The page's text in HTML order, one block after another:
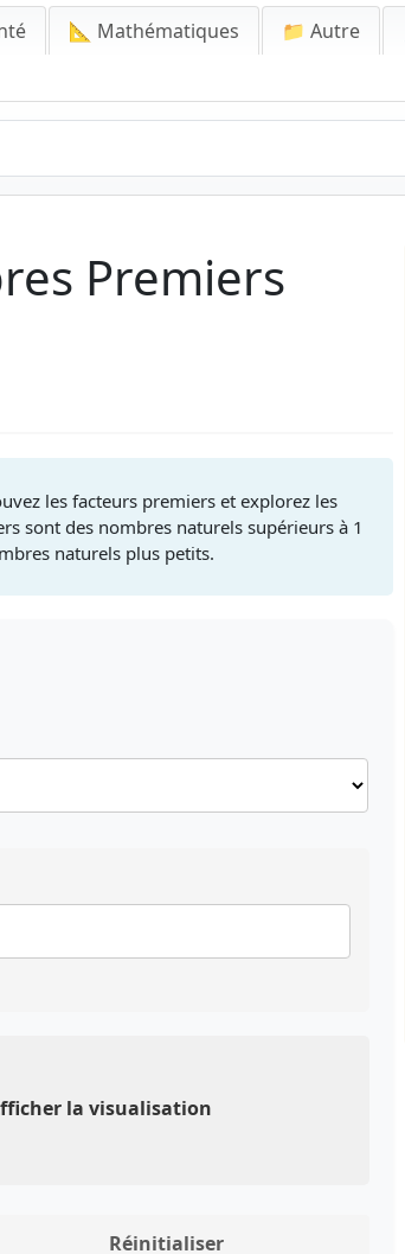
📐 Mathématiques 📁 Autre
Premiers
les facteurs premiers et explorez les
sont des nombres naturels supérieurs à 1
naturels plus petits.
la visualisation
Réinitialiser